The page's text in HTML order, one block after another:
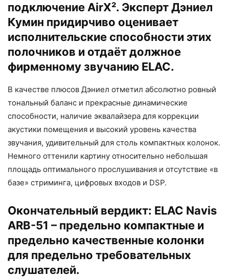
подключение AirX². Эксперт Дэниел
Кумин придирчиво оценивает
исполнительские способности этих
полочников и отдаёт должное
фирменному звучанию ELAC.
В качестве плюсов Дэниел отметил абсолютно ровный
тональный баланс и прекрасные динамические
способности, наличие эквалайзера для коррекции
акустики помещения и высокий уровень качества
звучания, удивительный для столь компактных колонок.
Немного оттенили картину относительно небольшая
площадь оптимального прослушивания и отсутствие «в
базе» стриминга, цифровых входов и DSP.
Окончательный вердикт: ELAC Navis
ARB-51 – предельно компактные и
предельно качественные колонки
для предельно требовательных
слушателей.